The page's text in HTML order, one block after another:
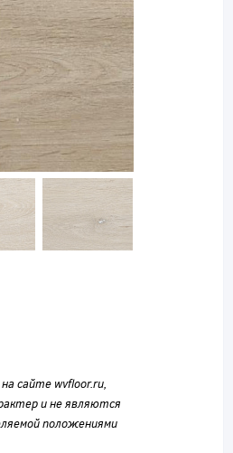
сайте wvfloor.ru,
и не являются
положениями